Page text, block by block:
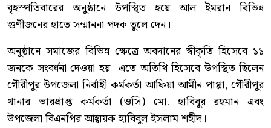
বৃহস্পতিবারের অনুষ্ঠানে উপস্থিত হয়ে আল ইমরান বিভিন্ন
গুণীজনের হাতে সম্মাননা পদক তুলে দেন।
অনুষ্ঠানে সমাজের বিভিন্ন ক্ষেত্রে অবদানের স্বীকৃতি হিসেবে ১১
জনকে সংবর্ধনা দেওয়া হয়। এতে অতিথি হিসেবে উপস্থিত ছিলেন
গৌরীপুর উপজেলা নির্বাহী কর্মকর্তা আফিয়া আমীন পাপ্পা, গৌরীপুর
থানার ভারপ্রাপ্ত কর্মকর্তা (ওসি) মো. হাবিবুর রহমান এবং
উপজেলা বিএনপির আহ্বায়ক হাবিবুল ইসলাম শহীদ।